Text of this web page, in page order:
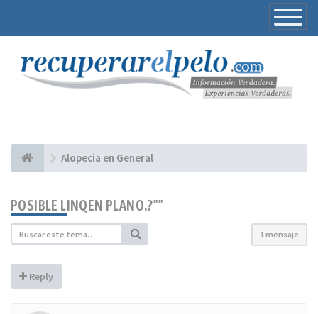
Toggle
Alopecia en General
POSIBLE LINQEN PLANO.?''''
1 mensaje
Reply